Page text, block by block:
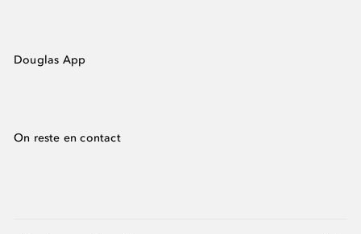
Douglas App
On reste en contact